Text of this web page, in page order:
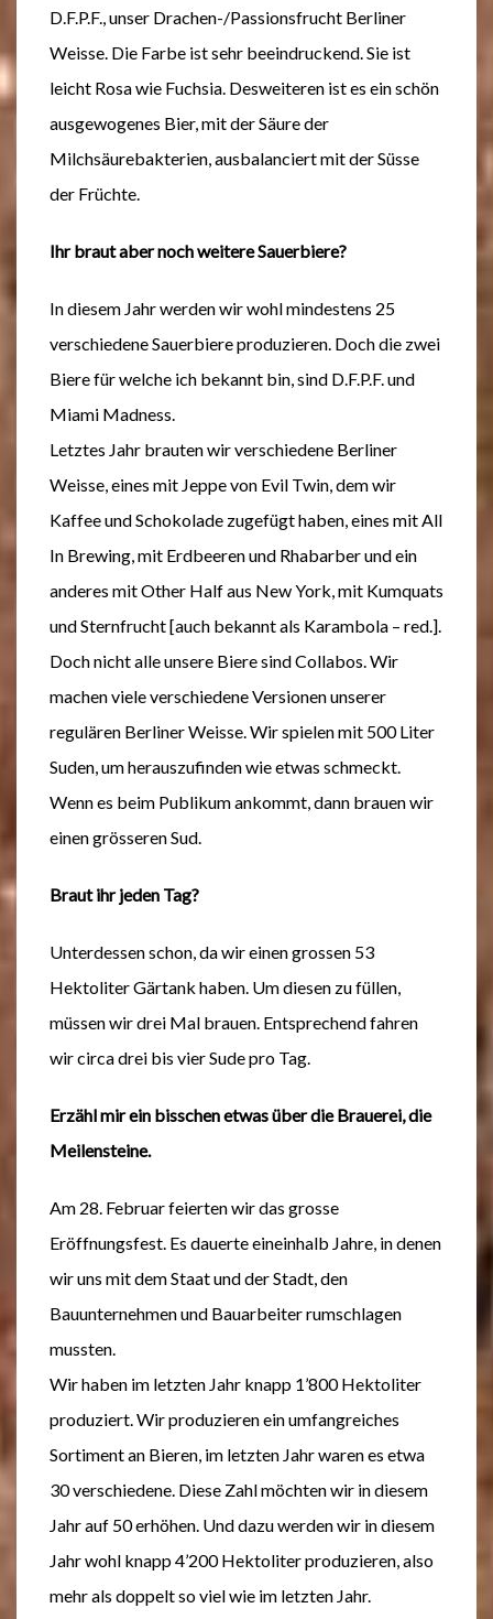
D.F.P.F., unser Drachen-/Passionsfrucht Berliner
Weisse. Die Farbe ist sehr beeindruckend. Sie ist
leicht Rosa wie Fuchsia. Desweiteren ist es ein schön
ausgewogenes Bier, mit der Säure der
Milchsäurebakterien, ausbalanciert mit der Süsse
der Früchte.
Ihr braut aber noch weitere Sauerbiere?
In diesem Jahr werden wir wohl mindestens 25
verschiedene Sauerbiere produzieren. Doch die zwei
Biere für welche ich bekannt bin, sind D.F.P.F. und
Miami Madness.
Letztes Jahr brauten wir verschiedene Berliner
Weisse, eines mit Jeppe von Evil Twin, dem wir
Kaffee und Schokolade zugefügt haben, eines mit All
In Brewing, mit Erdbeeren und Rhabarber und ein
anderes mit Other Half aus New York, mit Kumquats
und Sternfrucht [auch bekannt als Karambola – red.].
Doch nicht alle unsere Biere sind Collabos. Wir
machen viele verschiedene Versionen unserer
regulären Berliner Weisse. Wir spielen mit 500 Liter
Suden, um herauszufinden wie etwas schmeckt.
Wenn es beim Publikum ankommt, dann brauen wir
einen grösseren Sud.
Braut ihr jeden Tag?
Unterdessen schon, da wir einen grossen 53
Hektoliter Gärtank haben. Um diesen zu füllen,
müssen wir drei Mal brauen. Entsprechend fahren
wir circa drei bis vier Sude pro Tag.
Erzähl mir ein bisschen etwas über die Brauerei, die
Meilensteine.
Am 28. Februar feierten wir das grosse
Eröffnungsfest. Es dauerte eineinhalb Jahre, in denen
wir uns mit dem Staat und der Stadt, den
Bauunternehmen und Bauarbeiter rumschlagen
mussten.
Wir haben im letzten Jahr knapp 1’800 Hektoliter
produziert. Wir produzieren ein umfangreiches
Sortiment an Bieren, im letzten Jahr waren es etwa
30 verschiedene. Diese Zahl möchten wir in diesem
Jahr auf 50 erhöhen. Und dazu werden wir in diesem
Jahr wohl knapp 4’200 Hektoliter produzieren, also
mehr als doppelt so viel wie im letzten Jahr.